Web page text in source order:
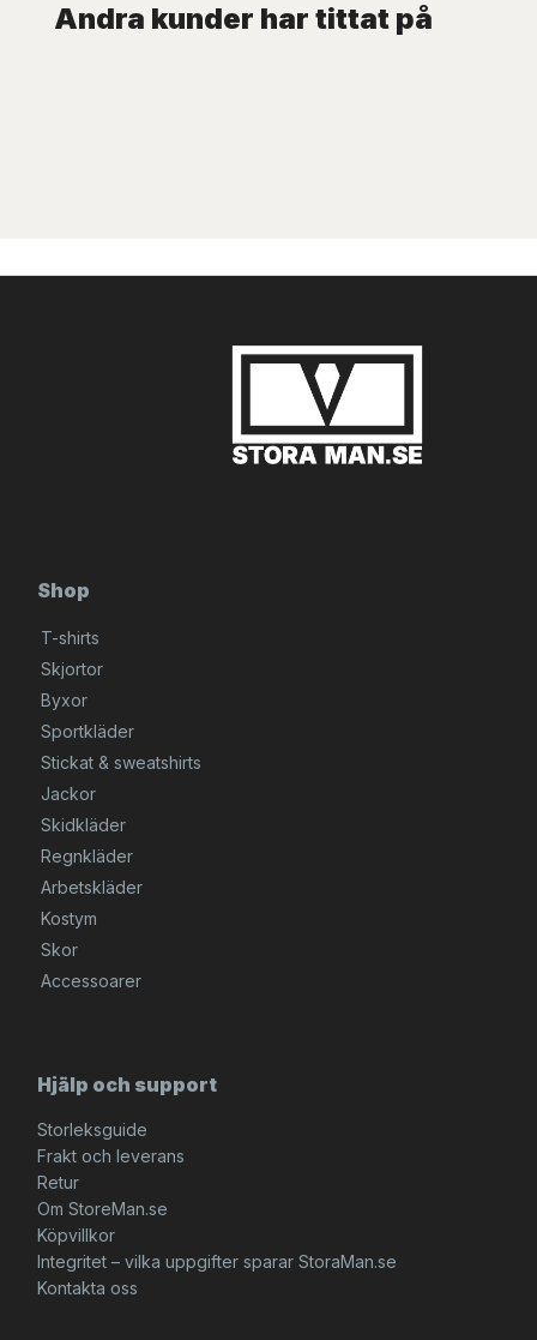
Andra kunder har tittat på
Shop
T-shirts
Skjortor
Byxor
Sportkläder
Stickat & sweatshirts
Jackor
Skidkläder
Regnkläder
Arbetskläder
Kostym
Skor
Accessoarer
Hjälp och support
Storleksguide
Frakt och leverans
Retur
Om StoreMan.se
Köpvillkor
Integritet – vilka uppgifter sparar StoraMan.se
Kontakta oss